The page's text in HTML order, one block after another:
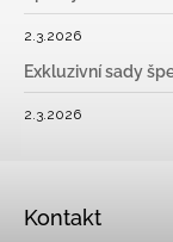
2.3.2026
Exkluzivní sady
2.3.2026
Kontakt